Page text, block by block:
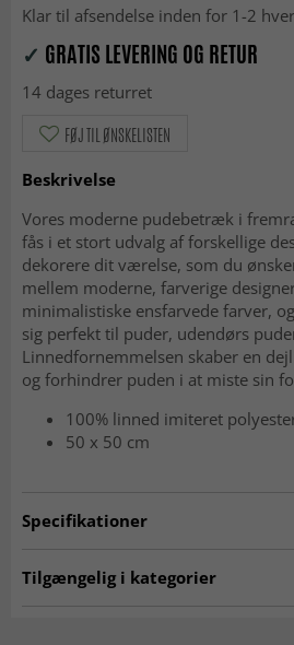
Klar til afsendelse inden for 1-2
✓ GRATIS LEVERING OG RETUR
14 dages returret
FØJ TIL ØNSKELISTEN
Beskrivelse
Vores moderne pudebetræk i
fås i et stort udvalg af forskellige
dekorere dit værelse, som du
mellem moderne, farverige
minimalistiske ensfarvede farver,
sig perfekt til puder, udendørs
Linnedfornemmelsen skaber en
og forhindrer puden i at miste sin
100% linned imiteret
50 x 50 cm
Specifikationer
Tilgængelig i kategorier